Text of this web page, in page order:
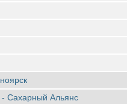
Сахарный Альянс